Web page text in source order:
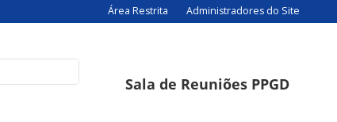
Área Restrita Administradores do Site
Sala de Reuniões PPGD